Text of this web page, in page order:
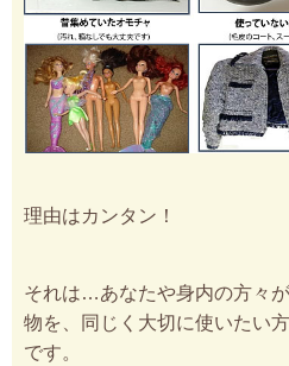
理由はカンタン！
それは…あなたや身内の方々
物を、同じく大切に使いたい
です。